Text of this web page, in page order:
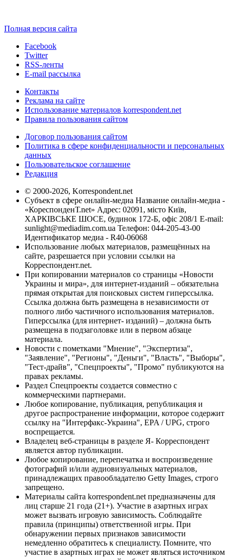
Полная версия сайта
Facebook
Twitter
RSS-ленты
E-mail рассылка
Контакты
Реклама на сайте
Использование материалов korrespondent.net
Правила пользования сайтом
Договор пользования сайтом
Политика в сфере конфиденциальности и персональных
данных
Пользовательское соглашение
Редакция
© 2000-2026, Korrespondent.net
Субъект в сфере онлайн-медиа Название онлайн-медиа -
«КореспонденТ.net» Адрес: 02091, місто Київ,
ХАРКІВСЬКЕ ШОСЕ, будинок 172-Б, офіс 208/1 E-mail:
sunlight@mediadim.com.ua Телефон: 044-205-43-00
Идентификатор медиа - R40-06068
Использование любых материалов, размещённых на
сайте, разрешается при условии ссылки на
Корреспондент.net.
При копировании материалов со страницы «Новости
Украины и мира», для интернет-изданий – обязательна
прямая открытая для поисковых систем гиперссылка.
Ссылка должна быть размещена в независимости от
полного либо частичного использования материалов.
Гиперссылка (для интернет- изданий) – должна быть
размещена в подзаголовке или в первом абзаце
материала.
Новости с пометками "Мнение", "Экспертиза",
"Заявление", "Регионы", "Деньги", "Власть", "Выборы",
"Тест-драйв", "Спецпроекты", "Промо" публикуются на
правах рекламы.
Раздел Спецпроекты создается совместно с
коммерческими партнерами.
Любое копирование, публикация, републикация и
другое распространение информации, которое содержит
ссылку на "Интерфакс-Украина", EPA / UPG, строго
воспрещается.
Владелец веб-страницы в разделе Я- Корреспондент
является автор публикации.
Любое копирование, перепечатка и воспроизведение
фотографий и/или аудиовизуальных материалов,
принадлежащих правообладателю Getty Images, строго
запрещено.
Материалы сайта korrespondent.net предназначены для
лиц старше 21 года (21+). Участие в азартных играх
может вызвать игровую зависимость. Соблюдайте
правила (принципы) ответственной игры. При
обнаружении первых признаков зависимости
немедленно обратитесь к специалисту. Помните, что
участие в азартных играх не может являться источником